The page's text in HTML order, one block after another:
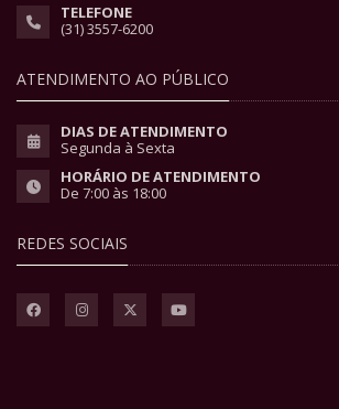
TELEFONE
(31) 3557-6200
ATENDIMENTO AO PÚBLICO
DIAS DE ATENDIMENTO
Segunda à Sexta
HORÁRIO DE ATENDIMENTO
De 7:00 às 18:00
REDES SOCIAIS